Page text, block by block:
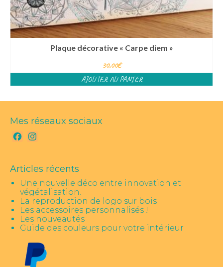
Plaque décorative « Carpe diem »
30,00€
AJOUTER AU PANIER
Mes réseaux sociaux
Facebook
Articles récents
Une nouvelle déco entre innovation et
végétalisation.
La reproduction de logo sur bois
Les accessoires personnalisés !
Les nouveautés
Guide des couleurs pour votre intérieur